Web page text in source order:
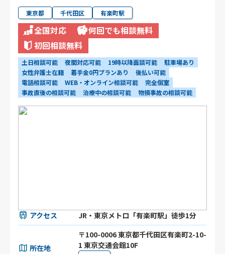
東京都 千代田区 有楽町駅
全国対応
何回でも相談無料
初回相談無料
土日相談可能 夜間対応可能 19時以降面談可能
駐車場あり
女性弁護士在籍
着手金0円プランあり
後払い可能
電話相談可能
WEB・オンライン相談可能
完全個室
事故直後の相談可能
治療中の相談可能 物損事故の相談可能
アクセス JR・東京メトロ「有楽町駅」徒歩1分
所在地
〒100-0006 東京都千代田区有楽町2-10-
1 東京交通会館10F